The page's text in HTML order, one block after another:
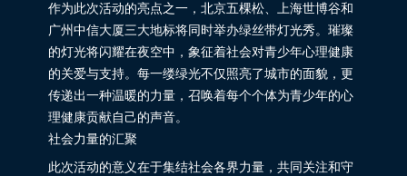
作为此次活动的亮点之一，北京五棵松、上海世博谷和
广州中信大厦三大地标将同时举办绿丝带灯光秀。璀璨
的灯光将闪耀在夜空中，象征着社会对青少年心理健康
的关爱与支持。每一缕绿光不仅照亮了城市的面貌，更
传递出一种温暖的力量，召唤着每个个体为青少年的心
理健康贡献自己的声音。
社会力量的汇聚
此次活动的意义在于集结社会各界力量，共同关注和守